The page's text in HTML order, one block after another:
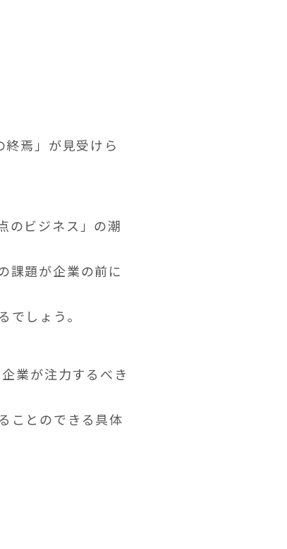
焉」が見受けら
のビジネス」の潮
課題が企業の前に
しょう。
業が注力するべき
ことのできる具体